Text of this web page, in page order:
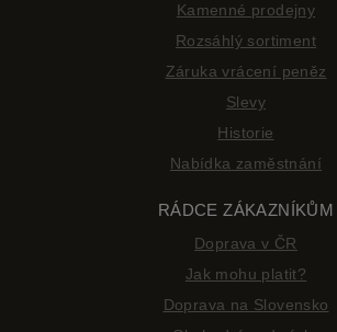
Kamenné prodejny
Rozsáhlý sortiment
Záruka vrácení peněz
Slevy
Historie
Nabídka zaměstnání
RÁDCE ZÁKAZNÍKŮM
Doprava v ČR
Jak mohu platit?
Doprava na Slovensko